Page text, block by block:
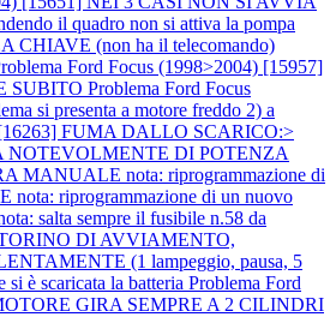
il quadro non si attiva la pompa
(non ha il telecomando)
Ford Focus (1998>2004) [15957]
SUBITO Problema Ford Focus
si presenta a motore freddo 2) a
[16263] FUMA DALLO SCARICO:>
NOTEVOLMENTE DI POTENZA
MANUALE nota: riprogrammazione di
riprogrammazione di un nuovo
salta sempre il fusibile n.58 da
DI AVVIAMENTO,
(1 lampeggio, pausa, 5
è scaricata la batteria Problema Ford
GIRA SEMPRE A 2 CILINDRI